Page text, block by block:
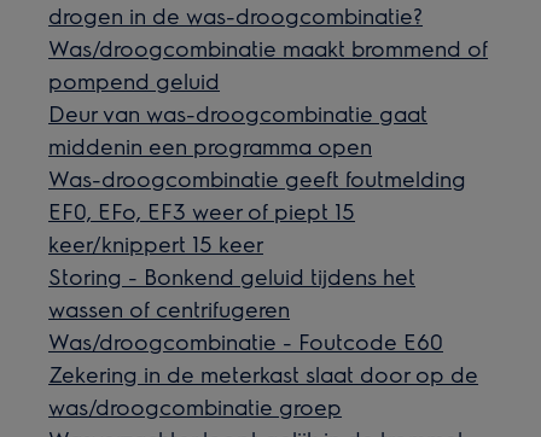
drogen in de was-droogcombinatie?
Was/droogcombinatie maakt brommend of
pompend geluid
Deur van was-droogcombinatie gaat
middenin een programma open
Was-droogcombinatie geeft foutmelding
EF0, EFo, EF3 weer of piept 15
keer/knippert 15 keer
Storing - Bonkend geluid tijdens het
wassen of centrifugeren
Was/droogcombinatie - Foutcode E60
Zekering in de meterkast slaat door op de
was/droogcombinatie groep